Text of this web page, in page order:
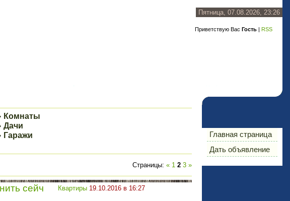
Пятница, 07.08.2026, 23:26
Приветствую Вас Гость | RSS
Комнаты
Дачи
Гаражи
Страницы: « 1 2 3 »
сейч Квартиры 19.10.2016 в 16:27
Главная страница
Дать объявление